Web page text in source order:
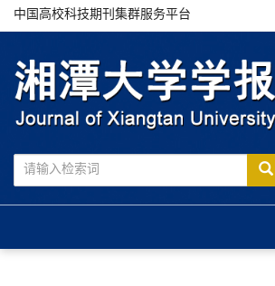
中国高校科技期刊集群服务平台